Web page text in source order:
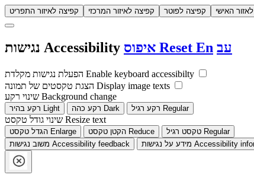
קפיצה לאיזור התפריט קפיצה לאיזור המרכזי קפיצה לפוטר האישי
Accessibility Reset En עב
Enable keyboard accessibilty
Display image texts
Background change
Light Dark Regular
Resize text
Enlarge Reduce
Regular
Accessibility feedback Accessibility